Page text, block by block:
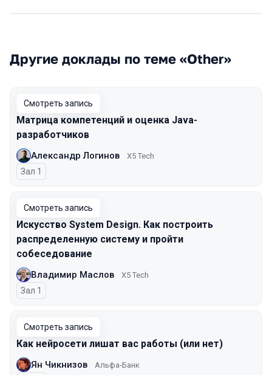
Другие доклады по теме «Other»
Смотреть запись
Матрица компетенций и оценка Java-
разработчиков
Александр Логинов X5 Tech
Зал 1
Смотреть запись
Искусство System Design. Как построить
распределенную систему и пройти
собеседование
Владимир Маслов X5 Tech
Зал 1
Смотреть запись
Как нейросети лишат вас работы (или нет)
Ян Чикнизов Альфа-Банк